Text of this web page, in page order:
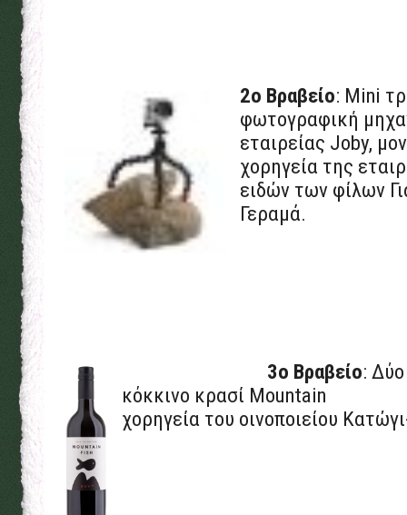
2ο Βραβείο: Mini
φωτογραφική
εταιρείας Joby,
χορηγεία της
ειδών των φίλων
Γεραμά.
3o Βραβείο:
κόκκινο κρασί
χορηγεία του οινοποιείου